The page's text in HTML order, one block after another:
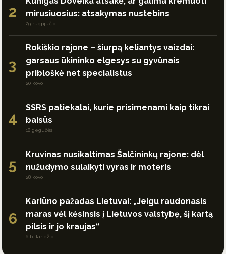
2
mirusiuosius: atsakymas nustebins
29 rugpjūčio
3
Rokiškio rajone – šiurpą keliantys vaizdai:
garsaus ūkininko elgesys su gyvūnais
pribloškė net specialistus
20 kovo
4
SSRS patiekalai, kurie prisimenami kaip tikrai
baisūs
18 gegužės
5
Kruvinas nusikaltimas Šalčininkų rajone: dėl
nužudymo sulaikyti vyras ir moteris
28 kovo
6
Kariūno pažadas Lietuvai: „Jeigu raudonasis
maras vėl kėsinsis į Lietuvos valstybę, šį kartą
pilsis ir jo kraujas“
6 balandžio